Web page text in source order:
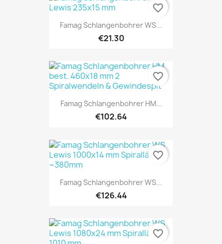
Famag Schlangenbohrer WS...
€21.30
favorite_border
Famag Schlangenbohrer HM...
€102.64
favorite_border
Famag Schlangenbohrer WS...
€126.44
favorite_border
favorite_border